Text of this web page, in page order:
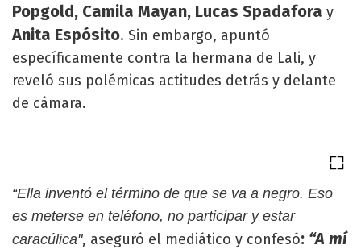
Popgold, Camila Mayan, Lucas Spadafora y
Anita Espósito. Sin embargo, apuntó
específicamente contra la hermana de Lali, y
reveló sus polémicas actitudes detrás y delante
de cámara.
“Ella inventó el término de que se va a negro. Eso
es meterse en teléfono, no participar y estar
caracúlica", aseguró el mediático y confesó: “A mí